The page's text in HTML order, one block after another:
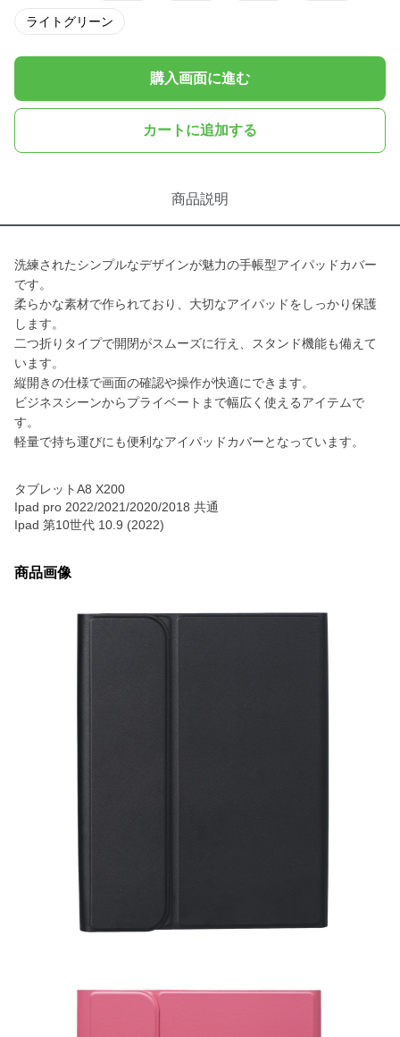
ライトグリーン
購入画面に進む
カートに追加する
商品説明
洗練されたシンプルなデザインが魅力の手帳型アイパッドカバー
です。
柔らかな素材で作られており、大切なアイパッドをしっかり保護
します。
二つ折りタイプで開閉がスムーズに行え、スタンド機能も備えて
います。
縦開きの仕様で画面の確認や操作が快適にできます。
ビジネスシーンからプライベートまで幅広く使えるアイテムで
す。
軽量で持ち運びにも便利なアイパッドカバーとなっています。
タブレットA8 X200
Ipad pro 2022/2021/2020/2018 共通
Ipad 第10世代 10.9 (2022)
商品画像